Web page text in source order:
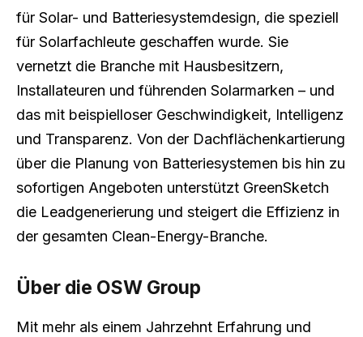
für Solar- und Batteriesystemdesign, die speziell
für Solarfachleute geschaffen wurde. Sie
vernetzt die Branche mit Hausbesitzern,
Installateuren und führenden Solarmarken – und
das mit beispielloser Geschwindigkeit, Intelligenz
und Transparenz. Von der Dachflächenkartierung
über die Planung von Batteriesystemen bis hin zu
sofortigen Angeboten unterstützt GreenSketch
die Leadgenerierung und steigert die Effizienz in
der gesamten Clean-Energy-Branche.
Über die OSW Group
Mit mehr als einem Jahrzehnt Erfahrung und